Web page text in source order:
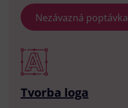
Nezávazná poptávka
Tvorba loga